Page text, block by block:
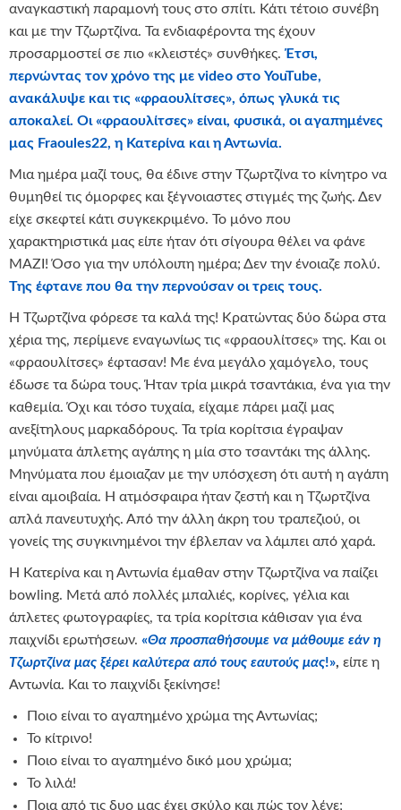
αναγκαστική παραμονή τους στο σπίτι. Κάτι τέτοιο συνέβη
και με την Τζωρτζίνα. Τα ενδιαφέροντα της έχουν
προσαρμοστεί σε πιο «κλειστές» συνθήκες. Έτσι,
περνώντας τον χρόνο της με video στο YouTube,
ανακάλυψε και τις «φραουλίτσες», όπως γλυκά τις
αποκαλεί. Οι «φραουλίτσες» είναι, φυσικά, οι αγαπημένες
μας Fraoules22, η Κατερίνα και η Αντωνία.
Μια ημέρα μαζί τους, θα έδινε στην Τζωρτζίνα το κίνητρο να
θυμηθεί τις όμορφες και ξέγνοιαστες στιγμές της ζωής. Δεν
είχε σκεφτεί κάτι συγκεκριμένο. Το μόνο που
χαρακτηριστικά μας είπε ήταν ότι σίγουρα θέλει να φάνε
ΜΑΖΙ! Όσο για την υπόλοιπη ημέρα; Δεν την ένοιαζε πολύ.
Της έφτανε που θα την περνούσαν οι τρεις τους.
Η Τζωρτζίνα φόρεσε τα καλά της! Κρατώντας δύο δώρα στα
χέρια της, περίμενε εναγωνίως τις «φραουλίτσες» της. Και οι
«φραουλίτσες» έφτασαν! Με ένα μεγάλο χαμόγελο, τους
έδωσε τα δώρα τους. Ήταν τρία μικρά τσαντάκια, ένα για την
καθεμία. Όχι και τόσο τυχαία, είχαμε πάρει μαζί μας
ανεξίτηλους μαρκαδόρους. Τα τρία κορίτσια έγραψαν
μηνύματα άπλετης αγάπης η μία στο τσαντάκι της άλλης.
Μηνύματα που έμοιαζαν με την υπόσχεση ότι αυτή η αγάπη
είναι αμοιβαία. Η ατμόσφαιρα ήταν ζεστή και η Τζωρτζίνα
απλά πανευτυχής. Από την άλλη άκρη του τραπεζιού, οι
γονείς της συγκινημένοι την έβλεπαν να λάμπει από χαρά.
Η Κατερίνα και η Αντωνία έμαθαν στην Τζωρτζίνα να παίζει
bowling. Μετά από πολλές μπαλιές, κορίνες, γέλια και
άπλετες φωτογραφίες, τα τρία κορίτσια κάθισαν για ένα
παιχνίδι ερωτήσεων. «Θα προσπαθήσουμε να μάθουμε εάν η
Τζωρτζίνα μας ξέρει καλύτερα από τους εαυτούς μας!», είπε η
Αντωνία. Και το παιχνίδι ξεκίνησε!
Ποιο είναι το αγαπημένο χρώμα της Αντωνίας;
Το κίτρινο!
Ποιο είναι το αγαπημένο δικό μου χρώμα;
Το λιλά!
Ποια από τις δυο μας έχει σκύλο και πώς τον λένε;